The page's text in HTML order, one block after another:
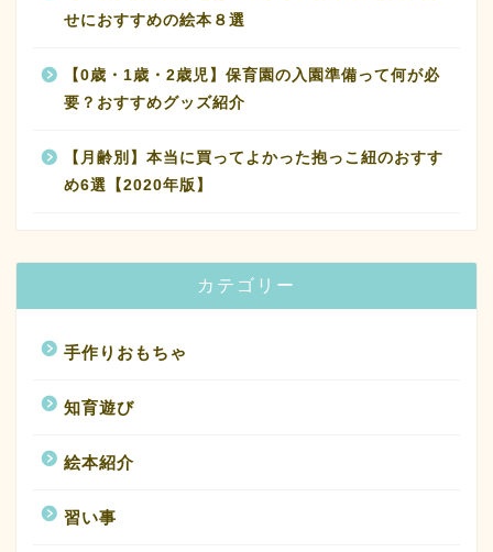
せにおすすめの絵本８選
【0歳・1歳・2歳児】保育園の入園準備って何が必
要？おすすめグッズ紹介
【月齢別】本当に買ってよかった抱っこ紐のおすす
め6選【2020年版】
カテゴリー
手作りおもちゃ
知育遊び
絵本紹介
習い事